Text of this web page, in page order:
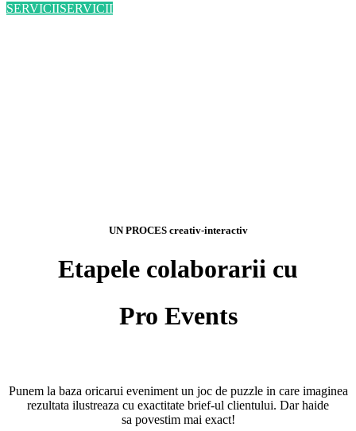
SERVICIISERVICII
UN PROCES creativ-interactiv
Etapele colaborarii cu
Pro Events
Punem la baza oricarui eveniment un joc de puzzle in care imaginea
rezultata ilustreaza cu exactitate brief-ul clientului. Dar haide
sa povestim mai exact!